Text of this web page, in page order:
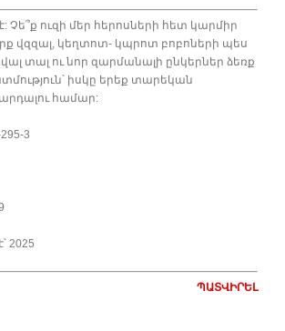
Չե՞ք ուզի մեր հերոսների հետ կարմիր
վզզալ, կեղտոտ- կպրոտ բոբոների պես
տալ ու նոր զարմանալի ընկերներ ձեռք
իսկը երեք տարեկան
համար:
3
2025
ՊԱՏՎԻՐԵԼ